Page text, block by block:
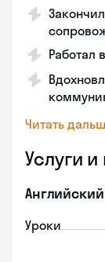
Работал
Читать
Услуги
Уроки